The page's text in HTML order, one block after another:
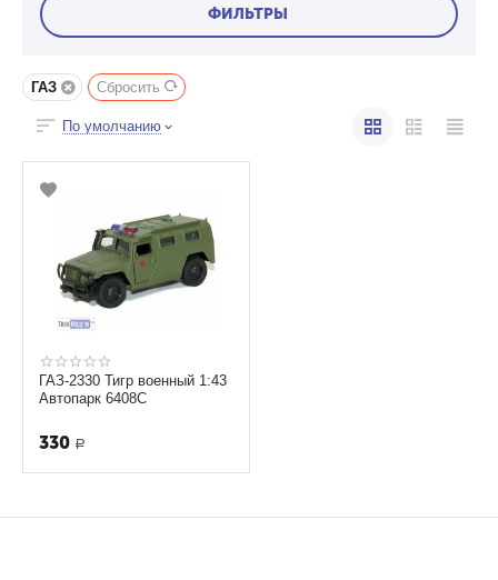
ФИЛЬТРЫ
ГАЗ Сбросить
По умолчанию
ГАЗ-2330 Тигр военный 1:43
Автопарк 6408С
330 Р